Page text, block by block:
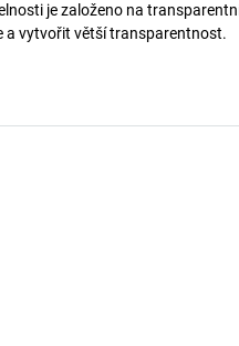
je založeno na
a vytvořit větší transparentnost.